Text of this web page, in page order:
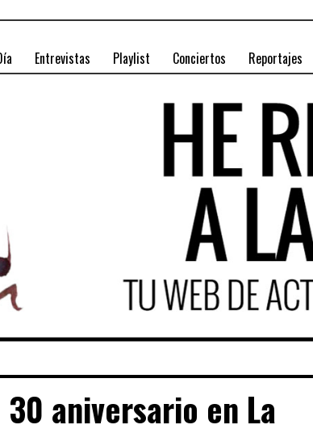
Entrevistas Playlist Conciertos Reportajes
aniversario en La